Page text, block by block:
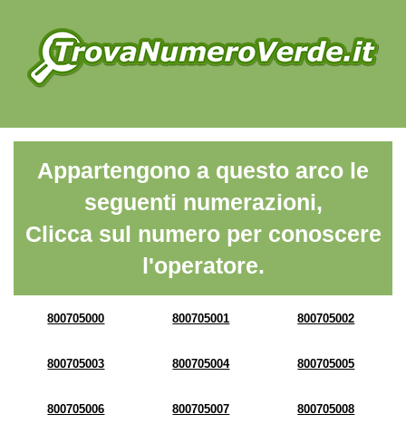
Appartengono a questo arco le
seguenti numerazioni,
Clicca sul numero per conoscere
l'operatore.
800705000 800705001 800705002
800705003 800705004 800705005
800705006 800705007 800705008